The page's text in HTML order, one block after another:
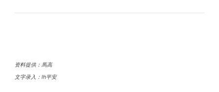
资料提供：馬高
文字录入：lh平安